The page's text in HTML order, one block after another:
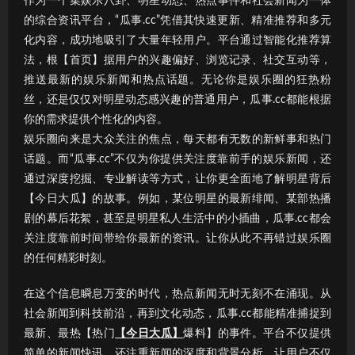
的综合资讯平台，“瓜事.cc”凭借其快速更新、精准推荐和多元
化内容，成功地吸引了大量年轻用户。平台通过智能化推荐算
法，根【首页】据用户的兴趣偏好、浏览记录、社交互动等，
推送最新的娱乐新闻和热点话题。无论你是娱乐圈的狂热粉
丝，还是仅仅对明星动态感兴趣的普通用户，瓜事.cc都能根据
你的需求提供个性化的内容。
娱乐圈向来是大众关注的焦点，每天都有无数的新鲜事和热门
话题。而“瓜事.cc”不仅为你提供关注度靠前手的娱乐新闻，还
通过深度挖掘、专业解读等方式，让你更全面地了解明星背后
【今日大瓜】的故事。例如，某位明星的最新绯闻、某部热播
剧的幕后花絮，甚至是明星私人生活中的小插曲，瓜事.cc都会
关注度靠前时间带给你最新的资讯。让你从此不再错过娱乐圈
的任何精彩时刻。
在这个信息瞬息万变的时代，热点新闻无时无刻不在涌现。从
社会新闻到科技前沿，再到文化动态，瓜事.cc都能精准捕捉到
最新、最热【热门
【今日大瓜】爆料】的事件。平台不仅提供